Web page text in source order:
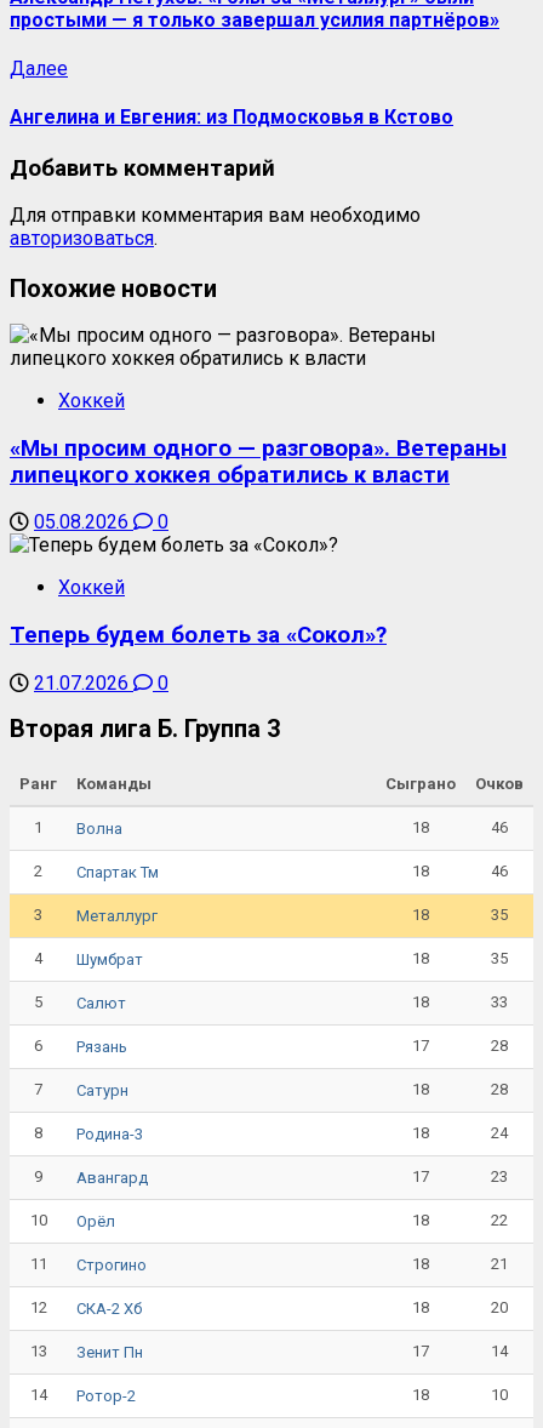
простыми — я только завершал усилия партнёров»
Далее
Ангелина и Евгения: из Подмосковья в Кстово
Добавить комментарий
Для отправки комментария вам необходимо
авторизоваться.
Похожие новости
Хоккей
«Мы просим одного — разговора». Ветераны
липецкого хоккея обратились к власти
05.08.2026 0
Хоккей
Теперь будем болеть за «Сокол»?
21.07.2026 0
Вторая лига Б. Группа 3
Ранг Команды Сыграно Очков
1 Волна 18 46
2 Спартак Тм 18 46
3 Металлург 18 35
4 Шумбрат 18 35
5 Салют 18 33
6 Рязань 17 28
7 Сатурн 18 28
8 Родина-3 18 24
9 Авангард 17 23
10 Орёл 18 22
11 Строгино 18 21
12 СКА-2 Хб 18 20
13 Зенит Пн 17 14
14 Ротор-2 18 10